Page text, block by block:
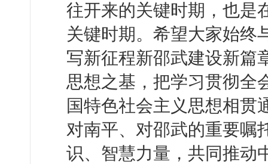
往开来的关键时期，也是
关键时期。希望大家始终
写新征程新邵武建设新篇
思想之基，把学习贯彻全
国特色社会主义思想相贯
对南平、对邵武的重要嘱
识、智慧力量，共同推动